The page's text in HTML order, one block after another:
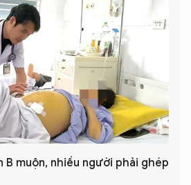
B muộn, nhiều người phải ghép